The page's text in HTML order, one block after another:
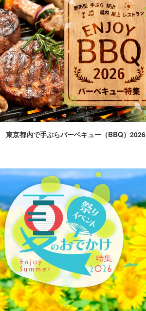
東京都内で手ぶらバーベキュー（BBQ）2026